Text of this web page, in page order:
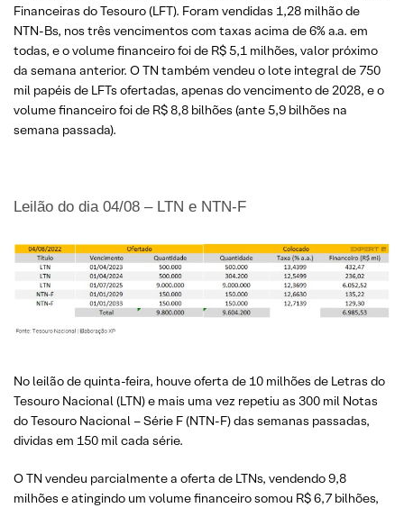
Financeiras do Tesouro (LFT). Foram vendidas 1,28 milhão de
NTN-Bs, nos três vencimentos com taxas acima de 6% a.a. em
todas, e o volume financeiro foi de R$ 5,1 milhões, valor próximo
da semana anterior. O TN também vendeu o lote integral de 750
mil papéis de LFTs ofertadas, apenas do vencimento de 2028, e o
volume financeiro foi de R$ 8,8 bilhões (ante 5,9 bilhões na
semana passada).
Leilão do dia 04/08 – LTN e NTN-F
No leilão de quinta-feira, houve oferta de 10 milhões de Letras do
Tesouro Nacional (LTN) e mais uma vez repetiu as 300 mil Notas
do Tesouro Nacional – Série F (NTN-F) das semanas passadas,
dividas em 150 mil cada série.
O TN vendeu parcialmente a oferta de LTNs, vendendo 9,8
milhões e atingindo um volume financeiro somou R$ 6,7 bilhões,